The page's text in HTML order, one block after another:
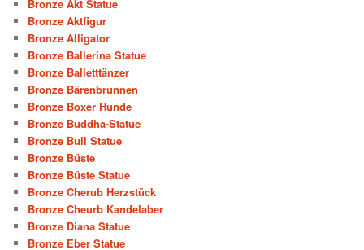
Bronze Akt Statue
Bronze Aktfigur
Bronze Alligator
Bronze Ballerina Statue
Bronze Balletttänzer
Bronze Bärenbrunnen
Bronze Boxer Hunde
Bronze Buddha-Statue
Bronze Bull Statue
Bronze Büste
Bronze Büste Statue
Bronze Cherub Herzstück
Bronze Cheurb Kandelaber
Bronze Diana Statue
Bronze Eber Statue